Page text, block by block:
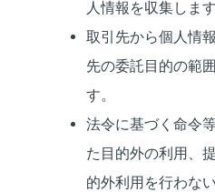
人情報を収集します
取引先から個人情
先の委託目的の範
す。
法令に基づく命令
た目的外の利用、
的外利用を行わな